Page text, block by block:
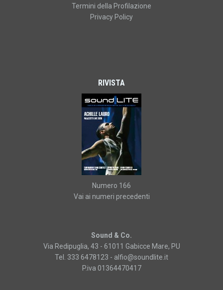
Termini della Profilazione
Privacy Policy
RIVISTA
Numero 166
Vai ai numeri precedenti
Sound & Co.
Via Redipuglia, 43 - 61011 Gabicce Mare, PU
Tel. 333 6478123 - alfio@soundlite.it
P.iva 01364470417